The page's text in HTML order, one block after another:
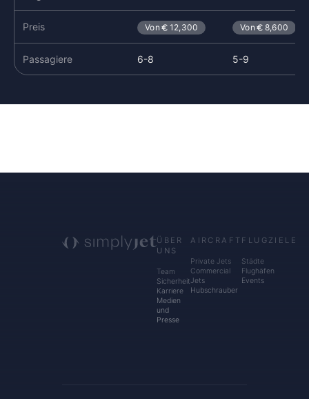
Preis Von 12,300 Von 8,600
Passagiere 6-8 5-9
ÜBER
UNS
Team
Sicherheit
Karriere
Medien
und
Presse
AIRCRAFT
Private Jets
Commercial
Jets
Hubschrauber
FLUGZIELE
Städte
Flughäfen
Events